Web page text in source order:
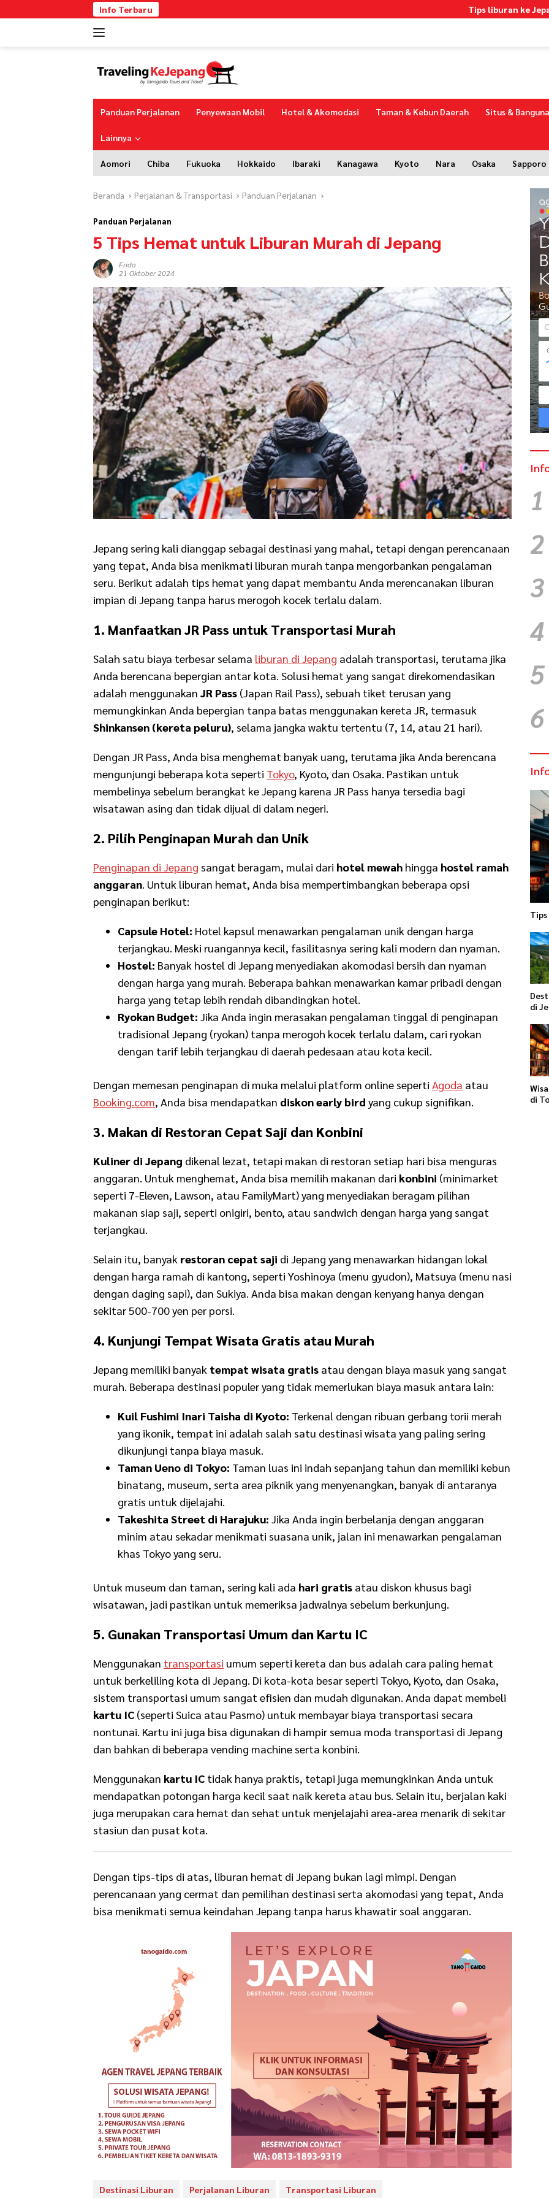
ke
Info Terbaru Tips liburan ke Jepang dengan
Panduan Perjalanan Penyewaan Mobil Hotel & Akomodasi Taman & Kebun Daerah Situs &
Lainnya
Aomori Chiba Fukuoka Hokkaido Ibaraki Kanagawa Kyoto Nara Osaka Sapporo
Beranda Perjalanan & Transportasi Panduan Perjalanan
Panduan Perjalanan
5 Tips Hemat untuk Liburan Murah di Jepang
Frida
21 Oktober 2024
Jepang sering kali dianggap sebagai destinasi yang mahal, tetapi dengan perencanaan
yang tepat, Anda bisa menikmati liburan murah tanpa mengorbankan pengalaman
seru. Berikut adalah tips hemat yang dapat membantu Anda merencanakan liburan
impian di Jepang tanpa harus merogoh kocek terlalu dalam.
1. Manfaatkan JR Pass untuk Transportasi Murah
Salah satu biaya terbesar selama liburan di Jepang adalah transportasi, terutama jika
Anda berencana bepergian antar kota. Solusi hemat yang sangat direkomendasikan
adalah menggunakan JR Pass (Japan Rail Pass), sebuah tiket terusan yang
memungkinkan Anda bepergian tanpa batas menggunakan kereta JR, termasuk
Shinkansen (kereta peluru), selama jangka waktu tertentu (7, 14, atau 21 hari).
Dengan JR Pass, Anda bisa menghemat banyak uang, terutama jika Anda berencana
mengunjungi beberapa kota seperti Tokyo, Kyoto, dan Osaka. Pastikan untuk
membelinya sebelum berangkat ke Jepang karena JR Pass hanya tersedia bagi
wisatawan asing dan tidak dijual di dalam negeri.
2. Pilih Penginapan Murah dan Unik
Penginapan di Jepang sangat beragam, mulai dari hotel mewah hingga hostel ramah
anggaran. Untuk liburan hemat, Anda bisa mempertimbangkan beberapa opsi
penginapan berikut:
Capsule Hotel: Hotel kapsul menawarkan pengalaman unik dengan harga
terjangkau. Meski ruangannya kecil, fasilitasnya sering kali modern dan nyaman.
Hostel: Banyak hostel di Jepang menyediakan akomodasi bersih dan nyaman
dengan harga yang murah. Beberapa bahkan menawarkan kamar pribadi dengan
harga yang tetap lebih rendah dibandingkan hotel.
Ryokan Budget: Jika Anda ingin merasakan pengalaman tinggal di penginapan
tradisional Jepang (ryokan) tanpa merogoh kocek terlalu dalam, cari ryokan
dengan tarif lebih terjangkau di daerah pedesaan atau kota kecil.
Dengan memesan penginapan di muka melalui platform online seperti Agoda atau
Booking.com, Anda bisa mendapatkan diskon early bird yang cukup signifikan.
3. Makan di Restoran Cepat Saji dan Konbini
Kuliner di Jepang dikenal lezat, tetapi makan di restoran setiap hari bisa menguras
anggaran. Untuk menghemat, Anda bisa memilih makanan dari konbini (minimarket
seperti 7-Eleven, Lawson, atau FamilyMart) yang menyediakan beragam pilihan
makanan siap saji, seperti onigiri, bento, atau sandwich dengan harga yang sangat
terjangkau.
Selain itu, banyak restoran cepat saji di Jepang yang menawarkan hidangan lokal
dengan harga ramah di kantong, seperti Yoshinoya (menu gyudon), Matsuya (menu nasi
dengan daging sapi), dan Sukiya. Anda bisa makan dengan kenyang hanya dengan
sekitar 500-700 yen per porsi.
4. Kunjungi Tempat Wisata Gratis atau Murah
Jepang memiliki banyak tempat wisata gratis atau dengan biaya masuk yang sangat
murah. Beberapa destinasi populer yang tidak memerlukan biaya masuk antara lain:
Kuil Fushimi Inari Taisha di Kyoto: Terkenal dengan ribuan gerbang torii merah
yang ikonik, tempat ini adalah salah satu destinasi wisata yang paling sering
dikunjungi tanpa biaya masuk.
Taman Ueno di Tokyo: Taman luas ini indah sepanjang tahun dan memiliki kebun
binatang, museum, serta area piknik yang menyenangkan, banyak di antaranya
gratis untuk dijelajahi.
Takeshita Street di Harajuku: Jika Anda ingin berbelanja dengan anggaran
minim atau sekadar menikmati suasana unik, jalan ini menawarkan pengalaman
khas Tokyo yang seru.
Untuk museum dan taman, sering kali ada hari gratis atau diskon khusus bagi
wisatawan, jadi pastikan untuk memeriksa jadwalnya sebelum berkunjung.
5. Gunakan Transportasi Umum dan Kartu IC
Menggunakan transportasi umum seperti kereta dan bus adalah cara paling hemat
untuk berkeliling kota di Jepang. Di kota-kota besar seperti Tokyo, Kyoto, dan Osaka,
sistem transportasi umum sangat efisien dan mudah digunakan. Anda dapat membeli
kartu IC (seperti Suica atau Pasmo) untuk membayar biaya transportasi secara
nontunai. Kartu ini juga bisa digunakan di hampir semua moda transportasi di Jepang
dan bahkan di beberapa vending machine serta konbini.
Menggunakan kartu IC tidak hanya praktis, tetapi juga memungkinkan Anda untuk
mendapatkan potongan harga kecil saat naik kereta atau bus. Selain itu, berjalan kaki
juga merupakan cara hemat dan sehat untuk menjelajahi area-area menarik di sekitar
stasiun dan pusat kota.
Dengan tips-tips di atas, liburan hemat di Jepang bukan lagi mimpi. Dengan
perencanaan yang cermat dan pemilihan destinasi serta akomodasi yang tepat, Anda
bisa menikmati semua keindahan Jepang tanpa harus khawatir soal anggaran.
Destinasi Liburan Perjalanan Liburan Transportasi Liburan
1
2
3
4
5
6
di
di